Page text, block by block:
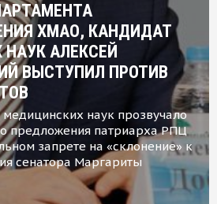
ХМАО, КАНДИДАТ
АЛЕКСЕЙ
ВЫСТУПИЛ ПРОТИВ
наук прозвучало
предложения патриарха РПЦ
запрете на «склонение» к
сенатора Маргариты